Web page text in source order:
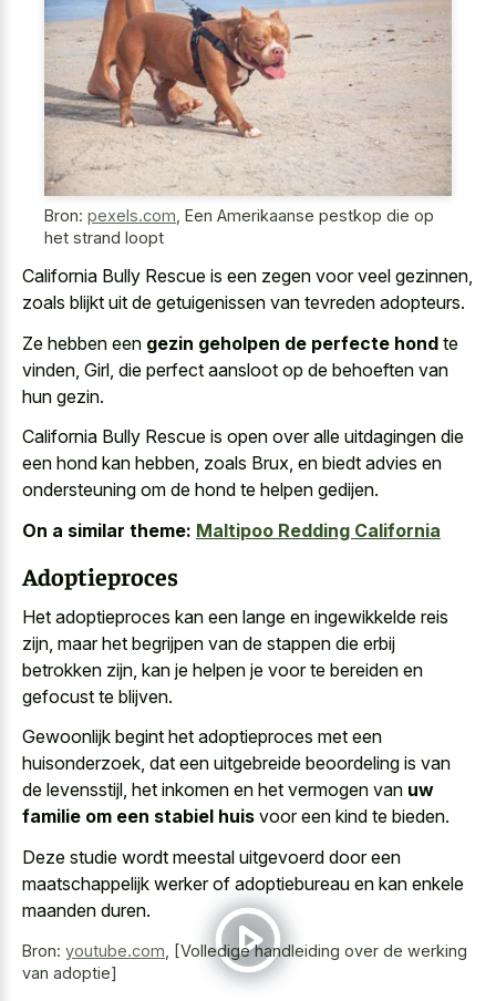
Bron: pexels.com Een Amerikaanse pestkop die op
het strand loopt
California Bully Rescue is een zegen voor veel gezinnen,
zoals blijkt uit de getuigenissen van tevreden adopteurs.
Ze hebben een gezin geholpen de perfecte hond te
vinden, Girl, die perfect aansloot op de behoeften van
hun gezin.
California Bully Rescue is open over alle uitdagingen die
een hond kan hebben, zoals Brux, en biedt advies en
ondersteuning om de hond te helpen gedijen.
On a similar theme: Maltipoo Redding California
Adoptieproces
Het adoptieproces kan een lange en ingewikkelde reis
zijn, maar het begrijpen van de stappen die erbij
betrokken zijn, kan je helpen je voor te bereiden en
gefocust te blijven.
Gewoonlijk begint het adoptieproces met een
huisonderzoek, dat een uitgebreide beoordeling is van
de levensstijl, het inkomen en het vermogen van uw
familie om een stabiel huis voor een kind te bieden.
Deze studie wordt meestal uitgevoerd door een
maatschappelijk werker of adoptiebureau en kan enkele
maanden duren.
Bron: youtube.com
[Volledige handleiding over de werking
van adoptie]